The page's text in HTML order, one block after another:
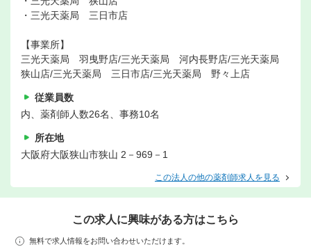
・三光天薬局 三日市店
【事業所】
三光天薬局 羽曳野店/三光天薬局 河内長野店/三光天薬局
狭山店/三光天薬局 三日市店/三光天薬局 野々上店
従業員数
内、薬剤師人数26名、事務10名
所在地
大阪府大阪狭山市狭山 2－969－1
この法人の他の薬剤師求人を見る
この求人に興味がある方はこちら
無料で求人情報をお問い合わせいただけます。